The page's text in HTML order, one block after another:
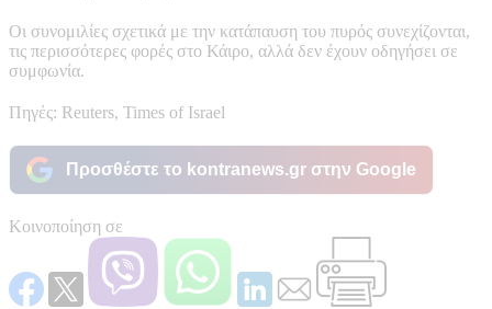
Οι συνομιλίες σχετικά με την κατάπαυση του πυρός συνεχίζονται,
τις περισσότερες φορές στο Κάιρο, αλλά δεν έχουν οδηγήσει σε
συμφωνία.
Πηγές: Reuters, Times of Israel
Προσθέστε το kontranews.gr στην Google
Κοινοποίηση σε